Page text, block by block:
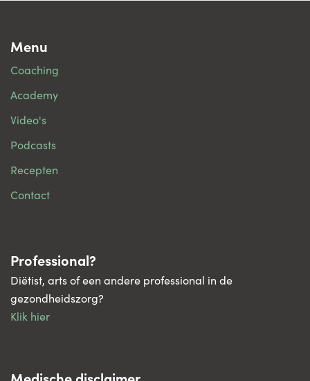
Menu
Coaching
Academy
Video's
Podcasts
Recepten
Contact
Professional?
Diëtist, arts of een andere professional in de
gezondheidszorg?
Klik hier